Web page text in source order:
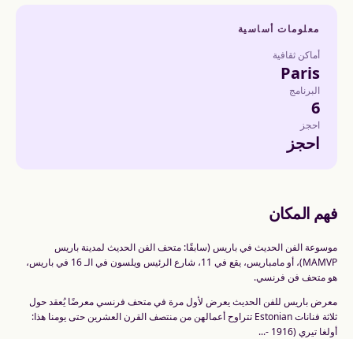
معلومات أساسية
أماكن ثقافية
Paris
البرنامج
6
احجز
احجز
فهم المكان
موسوعة الفن الحديث في باريس (سابقًا: متحف الفن الحديث لمدينة باريس
MAMVP)، أو مامباريس، يقع في 11، شارع الرئيس ويلسون في الـ 16 في باريس،
هو متحف فن فرنسي.
معرض باريس للفن الحديث يعرض لأول مرة في متحف فرنسي معرضًا يُعقد حول
ثلاثة فنانات Estonian تتراوح أعمالهن من منتصف القرن العشرين حتى يومنا هذا:
أولغا تيري (1916 -...